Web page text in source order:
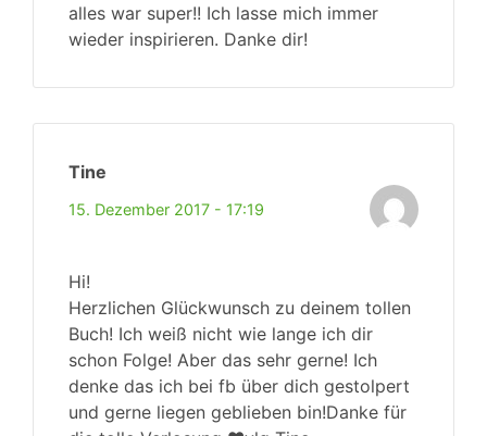
alles war super!! Ich lasse mich immer
wieder inspirieren. Danke dir!
Tine
15. Dezember 2017 - 17:19
Hi!
Herzlichen Glückwunsch zu deinem tollen
Buch! Ich weiß nicht wie lange ich dir
schon Folge! Aber das sehr gerne! Ich
denke das ich bei fb über dich gestolpert
und gerne liegen geblieben bin!Danke für